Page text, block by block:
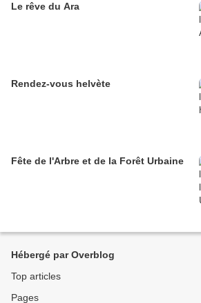
Le rêve du Ara
Rendez-vous helvète
Fête de l'Arbre et de la Forêt Urbaine
Hébergé par Overblog
Top articles
Pages